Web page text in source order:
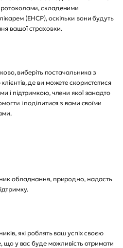
складеними
(EHCP), оскільки вони будуть
вашої страховки.
виберіть постачальника з
де ви можете скористатися
і підтримкою, члени якої занадто
і поділитися з вами своїми
обладнання, природно, надасть
які роблять ваш успіх своєю
що у вас буде можливість отримати